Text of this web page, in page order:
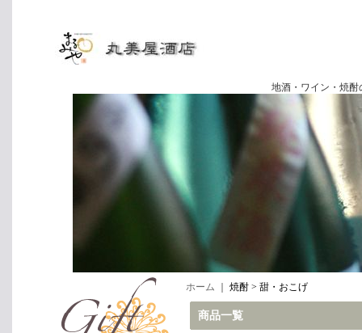
地酒・ワイン・焼酎の専門店
ホーム 焼酎 > 甜・おこげ
商品一覧